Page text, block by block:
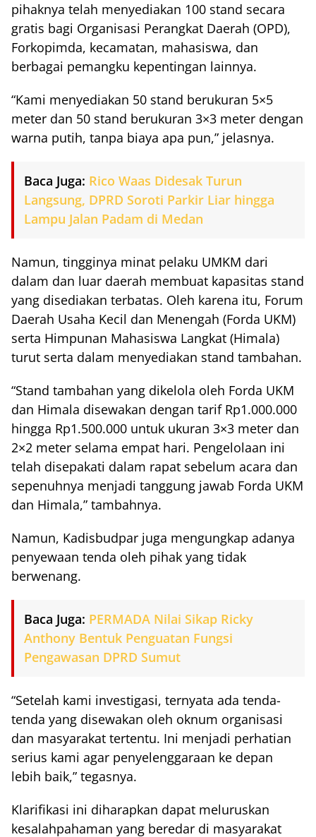
pihaknya telah menyediakan 100 stand secara
gratis bagi Organisasi Perangkat Daerah (OPD),
Forkopimda, kecamatan, mahasiswa, dan
berbagai pemangku kepentingan lainnya.
“Kami menyediakan 50 stand berukuran 5×5
meter dan 50 stand berukuran 3×3 meter dengan
warna putih, tanpa biaya apa pun,” jelasnya.
Baca Juga: Rico Waas Didesak Turun
Langsung, DPRD Soroti Parkir Liar hingga
Lampu Jalan Padam di Medan
Namun, tingginya minat pelaku UMKM dari
dalam dan luar daerah membuat kapasitas stand
yang disediakan terbatas. Oleh karena itu, Forum
Daerah Usaha Kecil dan Menengah (Forda UKM)
serta Himpunan Mahasiswa Langkat (Himala)
turut serta dalam menyediakan stand tambahan.
“Stand tambahan yang dikelola oleh Forda UKM
dan Himala disewakan dengan tarif Rp1.000.000
hingga Rp1.500.000 untuk ukuran 3×3 meter dan
2×2 meter selama empat hari. Pengelolaan ini
telah disepakati dalam rapat sebelum acara dan
sepenuhnya menjadi tanggung jawab Forda UKM
dan Himala,” tambahnya.
Namun, Kadisbudpar juga mengungkap adanya
penyewaan tenda oleh pihak yang tidak
berwenang.
Baca Juga: PERMADA Nilai Sikap Ricky
Anthony Bentuk Penguatan Fungsi
Pengawasan DPRD Sumut
“Setelah kami investigasi, ternyata ada tenda-
tenda yang disewakan oleh oknum organisasi
dan masyarakat tertentu. Ini menjadi perhatian
serius kami agar penyelenggaraan ke depan
lebih baik,” tegasnya.
Klarifikasi ini diharapkan dapat meluruskan
kesalahpahaman yang beredar di masyarakat